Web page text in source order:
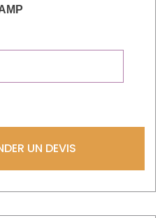
UN DEVIS